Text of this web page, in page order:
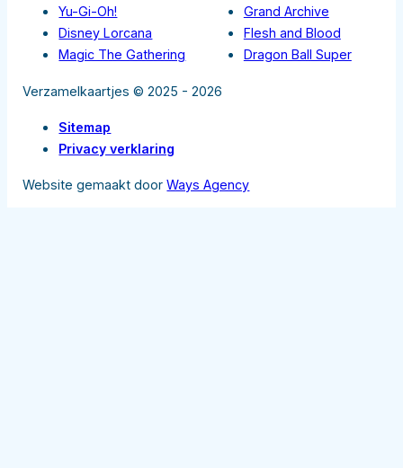
Yu-Gi-Oh!
Disney Lorcana
Magic The Gathering
Grand Archive
Flesh and Blood
Dragon Ball Super
Verzamelkaartjes © 2025 - 2026
Sitemap
Privacy verklaring
Website gemaakt doorWays Agency